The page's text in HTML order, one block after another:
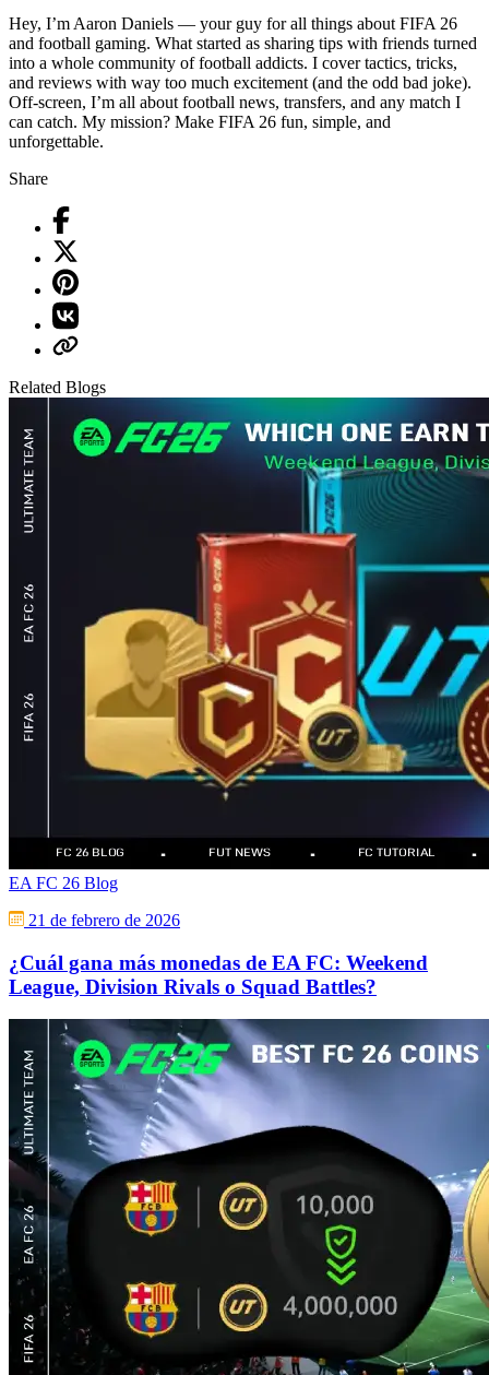
Hey, I’m Aaron Daniels — your guy for all things about FIFA 26
and football gaming. What started as sharing tips with friends turned
into a whole community of football addicts. I cover tactics, tricks,
and reviews with way too much excitement (and the odd bad joke).
Off-screen, I’m all about football news, transfers, and any match I
can catch. My mission? Make FIFA 26 fun, simple, and
unforgettable.
Share
Related Blogs
EA FC 26 Blog
21 de febrero de 2026
¿Cuál gana más monedas de EA FC: Weekend
League, Division Rivals o Squad Battles?